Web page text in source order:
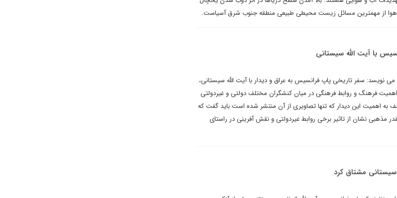
از مهمترین مسائل زیست محیطی طبیعی منطقه جنوب شرق آسیاست.
با آیت الله سیستانی
می نویسد: سفر تاریخی پاپ فرانسیس به عراق و دیدار با آیت الله سیستانی،
فرهنگ و روابط فرهنگی در میان کنشگران مختلف دولتی و غیردولتی
اهمیت این دیدار که تنها تصاویری از آن منتشر شده است باید گفت که
مذهبی نشان از تاثیر برخی روابط غیردولتی و نقش آفرینی در راستای
سیستانی مشتاق کرد